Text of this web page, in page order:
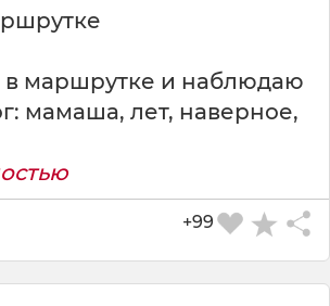
в маршрутке и наблюдаю
мамаша, лет, наверное,
+99